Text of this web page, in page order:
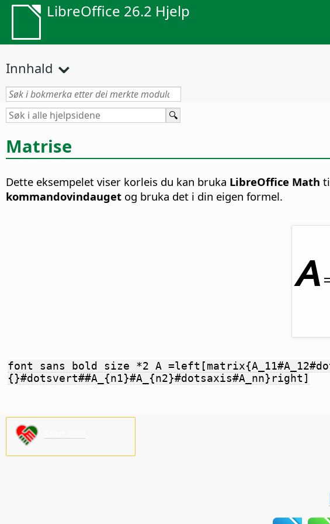
LibreOffice 26.2 Hjelp
Innhald
Matrise
Dette eksempelet viser korleis du kan bruka LibreOffice Math
kommandovindauget og bruka det i din eigen formel.
font sans bold size *2 A
{}#dotsvert##A_{n1}#A_{n2}#dotsaxis#A_nn}right]